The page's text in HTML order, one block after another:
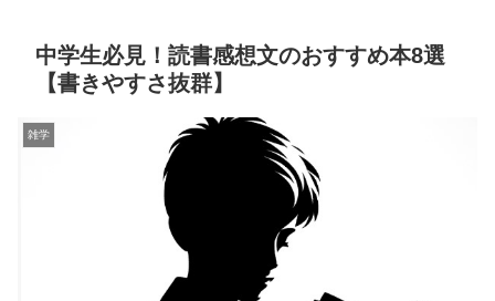
中学生必見！読書感想文のおすすめ本8選
【書きやすさ抜群】
雑学